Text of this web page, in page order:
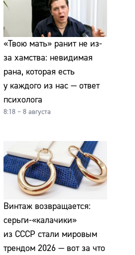
«Твою мать» ранит не из-
за хамства: невидимая
рана, которая есть
у каждого из нас — ответ
психолога
8:18 – 8 августа
Винтаж возвращается:
серьги-«калачики»
из СССР стали мировым
трендом 2026 — вот за что